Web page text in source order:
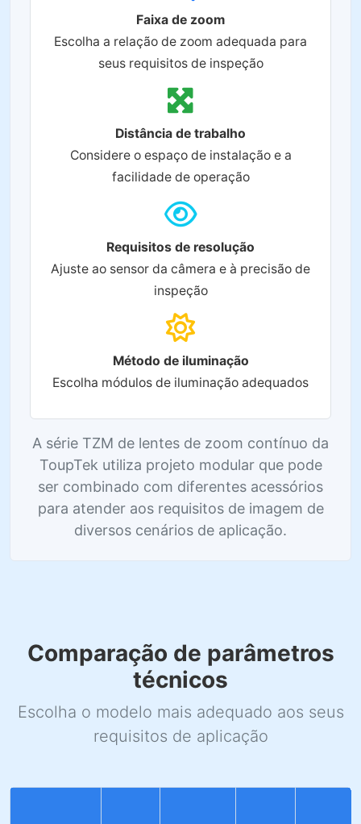
Faixa de zoom
Escolha a relação de zoom adequada para
seus requisitos de inspeção
Distância de trabalho
Considere o espaço de instalação e a
facilidade de operação
Requisitos de resolução
Ajuste ao sensor da câmera e à precisão de
inspeção
Método de iluminação
Escolha módulos de iluminação adequados
A série TZM de lentes de zoom contínuo da
ToupTek utiliza projeto modular que pode
ser combinado com diferentes acessórios
para atender aos requisitos de imagem de
diversos cenários de aplicação.
Comparação de parâmetros
técnicos
Escolha o modelo mais adequado aos seus
requisitos de aplicação